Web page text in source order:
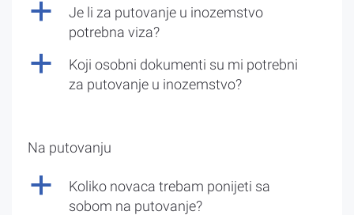
a
Je li za putovanje u inozemstvo
potrebna viza?
a
Koji osobni dokumenti su mi potrebni
za putovanje u inozemstvo?
Na putovanju
a
Koliko novaca trebam ponijeti sa
sobom na putovanje?